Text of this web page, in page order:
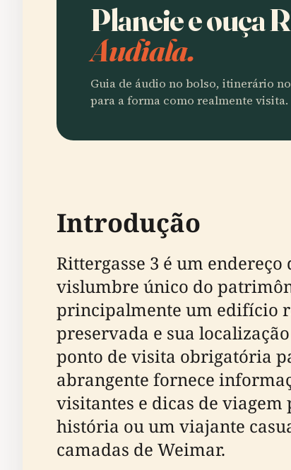
Planeie e ouça
Audiala.
Guia de áudio no bolso, itinerário
para a forma como realmente visita.
Introdução
Rittergasse 3 é um
vislumbre único do
principalmente um edifício
preservada e sua
ponto de visita obrigatória
abrangente fornece
visitantes e dicas de viagem
história ou um viajante
camadas de Weimar.